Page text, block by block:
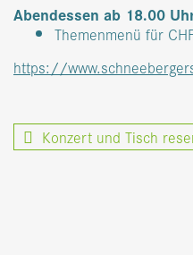
Abendessen ab 18.00
Themenmenü für
https://
Konzert und Tisch